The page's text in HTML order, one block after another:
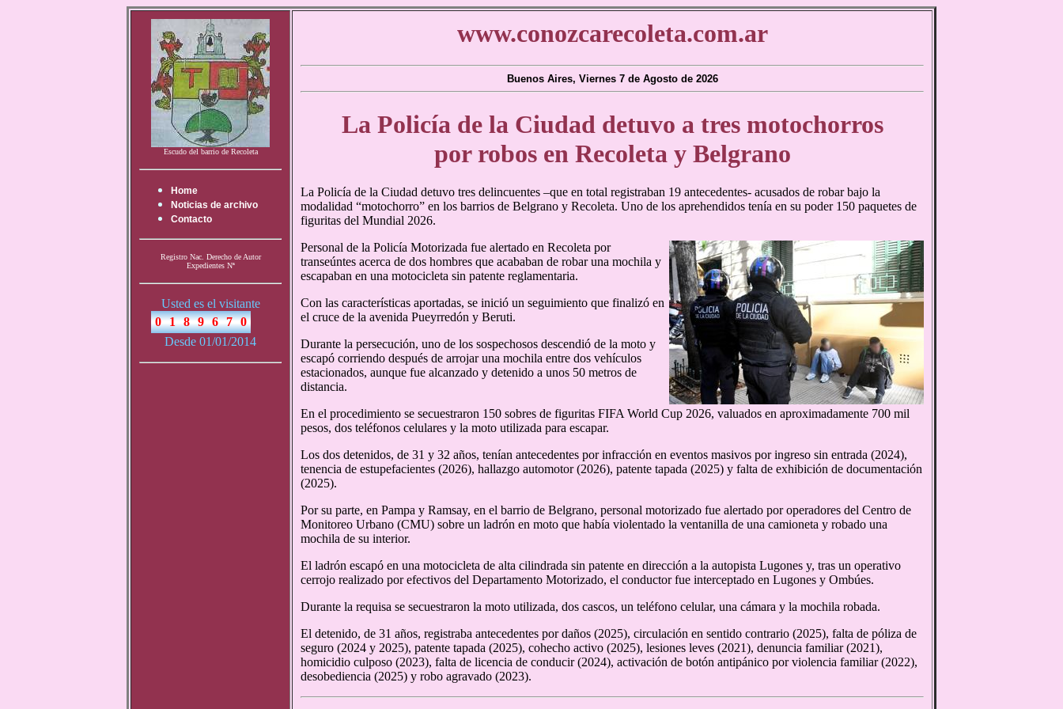
Escudo del barrio de Recoleta
Home
Noticias de archivo
Contacto
Registro Nac. Derecho de Autor
Expedientes Nª
Usted es el visitante
Desde 01/01/2014
www.conozcarecoleta.com.ar
Buenos Aires, Viernes 7 de Agosto de 2026
La Policía de la Ciudad detuvo a tres motochorros
por robos en Recoleta y Belgrano
La Policía de la Ciudad detuvo tres delincuentes –que en total registraban 19 antecedentes- acusados de robar bajo la
modalidad “motochorro” en los barrios de Belgrano y Recoleta. Uno de los aprehendidos tenía en su poder 150 paquetes de
figuritas del Mundial 2026.
Personal de la Policía Motorizada fue alertado en Recoleta por
transeúntes acerca de dos hombres que acababan de robar una mochila y
escapaban en una motocicleta sin patente reglamentaria.
Con las características aportadas, se inició un seguimiento que finalizó en
el cruce de la avenida Pueyrredón y Beruti.
Durante la persecución, uno de los sospechosos descendió de la moto y
escapó corriendo después de arrojar una mochila entre dos vehículos
estacionados, aunque fue alcanzado y detenido a unos 50 metros de
distancia.
En el procedimiento se secuestraron 150 sobres de figuritas FIFA World Cup 2026, valuados en aproximadamente 700 mil
pesos, dos teléfonos celulares y la moto utilizada para escapar.
Los dos detenidos, de 31 y 32 años, tenían antecedentes por infracción en eventos masivos por ingreso sin entrada (2024),
tenencia de estupefacientes (2026), hallazgo automotor (2026), patente tapada (2025) y falta de exhibición de documentación
(2025).
Por su parte, en Pampa y Ramsay, en el barrio de Belgrano, personal motorizado fue alertado por operadores del Centro de
Monitoreo Urbano (CMU) sobre un ladrón en moto que había violentado la ventanilla de una camioneta y robado una
mochila de su interior.
El ladrón escapó en una motocicleta de alta cilindrada sin patente en dirección a la autopista Lugones y, tras un operativo
cerrojo realizado por efectivos del Departamento Motorizado, el conductor fue interceptado en Lugones y Ombúes.
Durante la requisa se secuestraron la moto utilizada, dos cascos, un teléfono celular, una cámara y la mochila robada.
El detenido, de 31 años, registraba antecedentes por daños (2025), circulación en sentido contrario (2025), falta de póliza de
seguro (2024 y 2025), patente tapada (2025), cohecho activo (2025), lesiones leves (2021), denuncia familiar (2021),
homicidio culposo (2023), falta de licencia de conducir (2024), activación de botón antipánico por violencia familiar (2022),
desobediencia (2025) y robo agravado (2023).